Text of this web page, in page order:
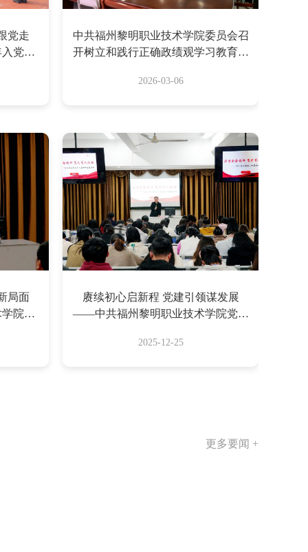
党走
党积
中共福州黎明职业技术学院委员会召
开树立和践行正确政绩观学习教育动
2026-03-06
局面
院委
赓续初心启新程 党建引领谋发展
——中共福州黎明职业技术学院党委
2025-12-25
更多要闻 +